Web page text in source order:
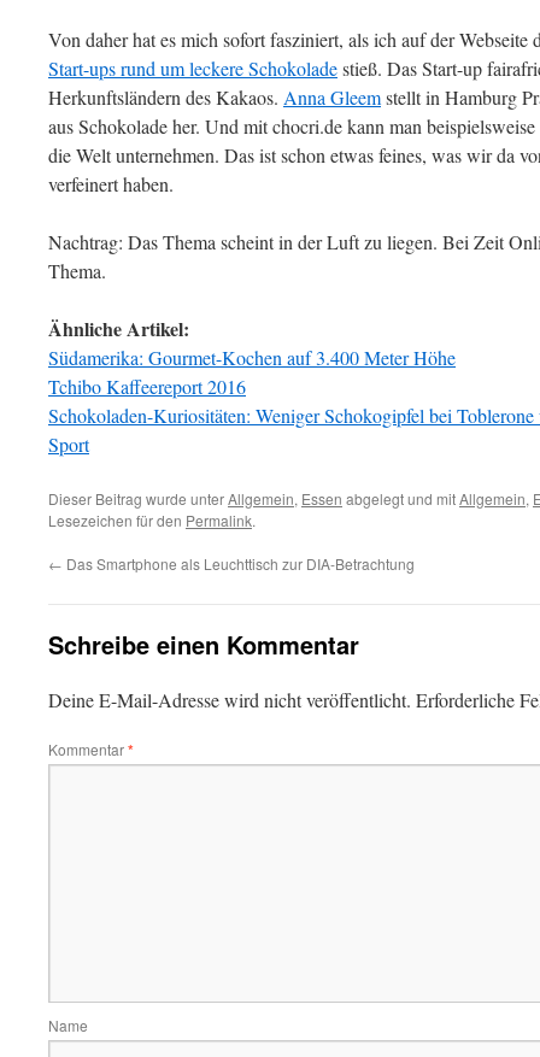
Von daher hat es mich sofort fasziniert, als ich auf der
Start-ups rund um leckere Schokoladestieß. Das Start-up
Herkunftsländern des Kakaos. Anna Gleemstellt in Hamburg
aus Schokolade her. Und mit chocri.de kann man
die Welt unternehmen. Das ist schon etwas feines, was wir da
verfeinert haben.
Nachtrag: Das Thema scheint in der Luft zu liegen. Bei Zeit
Thema.
Ähnliche Artikel:
Südamerika: Gourmet-Kochen auf 3.400 Meter Höhe
Tchibo Kaffeereport 2016
Schokoladen-Kuriositäten: Weniger Schokogipfel bei
Sport
Dieser Beitrag wurde unterAllgemein, Essen abgelegt und mitAllgemein,
Lesezeichen für den Permalink.
← Das Smartphone als Leuchttisch zur DIA-Betrachtung
Schreibe einen Kommentar
Deine E-Mail-Adresse wird nicht veröffentlicht. Erforderliche
Kommentar*
Name